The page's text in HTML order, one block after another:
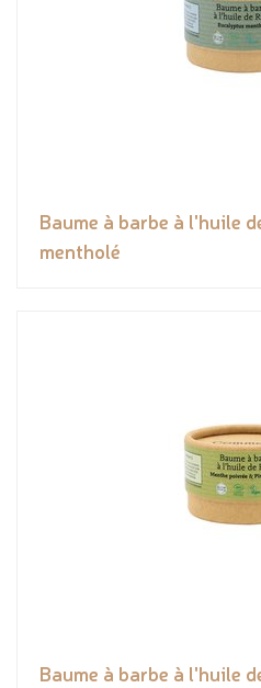
Baume à barbe à l'huile
mentholé
Baume à barbe à l'huile